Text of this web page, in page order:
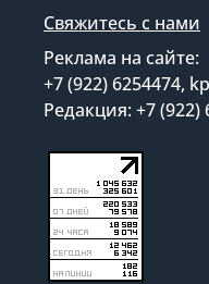
Свяжитесь с нами
Реклама на сайте:
+7 (922) 6254474,
Редакция: +7